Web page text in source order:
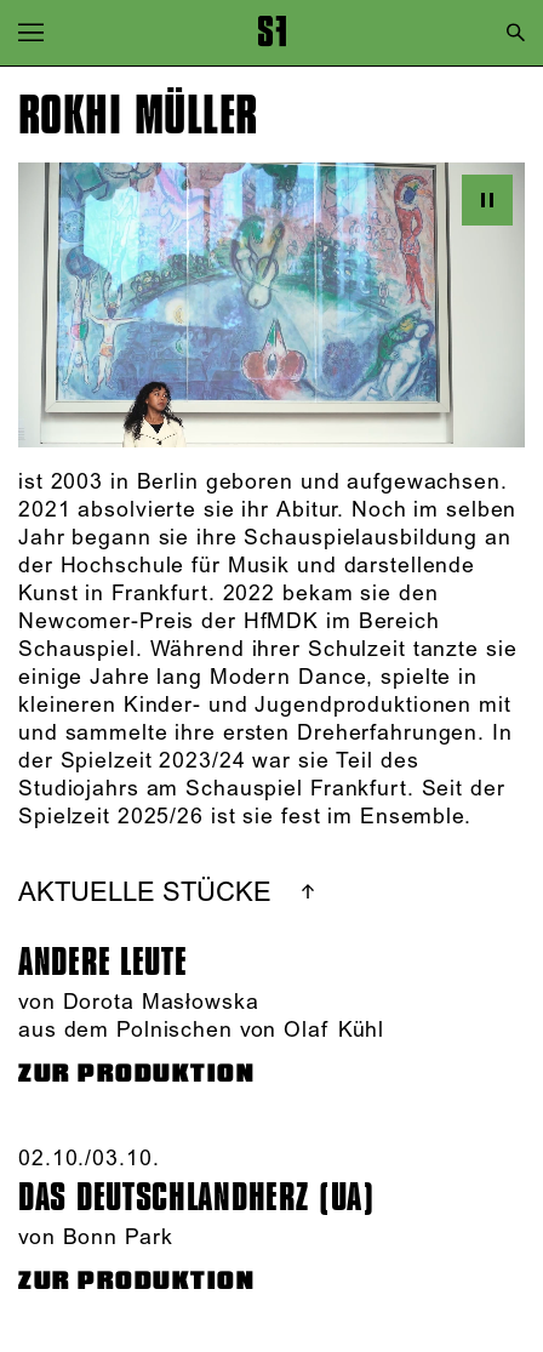
Zur Hauptnavigation springen
Zum Hauptinhalt springen
ROKHI MÜLLER
ist 2003 in Berlin geboren und aufgewachsen.
2021 absolvierte sie ihr Abitur. Noch im selben
Jahr begann sie ihre Schauspielausbildung an
der Hochschule für Musik und darstellende
Kunst in Frankfurt. 2022 bekam sie den
Newcomer-Preis der HfMDK im Bereich
Schauspiel. Während ihrer Schulzeit tanzte sie
einige Jahre lang Modern Dance, spielte in
kleineren Kinder- und Jugendproduktionen mit
und sammelte ihre ersten Dreherfahrungen. In
der Spielzeit 2023/24 war sie Teil des
Studiojahrs am Schauspiel Frankfurt. Seit der
Spielzeit 2025/26 ist sie fest im Ensemble.
AKTUELLE STÜCKE
ANDERE LEUTE
von Dorota Masłowska
aus dem Polnischen von Olaf Kühl
ZUR PRODUKTION
02.10./​03.10.​
DAS DEUTSCHLAND­HERZ (UA)
von Bonn Park
ZUR PRODUKTION